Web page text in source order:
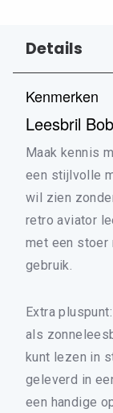
Details
Kenmerken
Leesbril
Maak kennis
een stijlvolle
wil zien
retro aviator
met een stoer
gebruik.
Extra
als
kunt lezen in
geleverd in
een handige